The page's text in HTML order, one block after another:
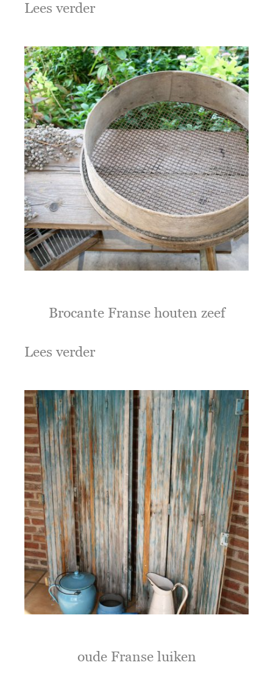
Lees verder
Brocante Franse houten zeef
Lees verder
oude Franse luiken